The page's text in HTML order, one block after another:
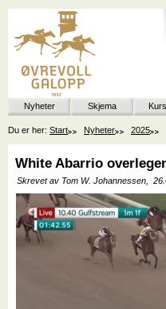
Nyheter Skjema
Du er her: Start Nyheter 2025
White Abarrio
Skrevet av Tom W. Johannessen,